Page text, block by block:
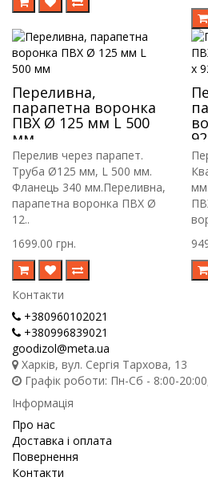
Переливна,
парапетна воронка
ПВХ Ø 125 мм L 500
мм
Перелив через парапет.
Труба Ø125 мм, L 500 мм.
Фланець 340 мм.Переливна,
парапетна воронка ПВХ Ø
12..
1699.00 грн.
Контакти
+380960102021
+380996839021
goodizol@meta.ua
Харків, вул. Сергія Тархова, 13
Графік роботи: Пн-Сб - 8:00-
Інформація
Про нас
Доставка і оплата
Повернення
Контакти